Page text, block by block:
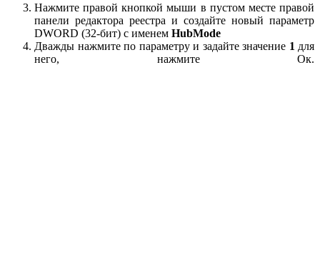
Нажмите правой кнопкой мыши в пустом месте правой
панели редактора реестра и создайте новый параметр
DWORD (32-бит) с именем HubMode
Дважды нажмите по параметру и задайте значение 1 для
него, нажмите Ок.